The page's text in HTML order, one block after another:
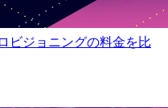
ビジョニングの料金を比